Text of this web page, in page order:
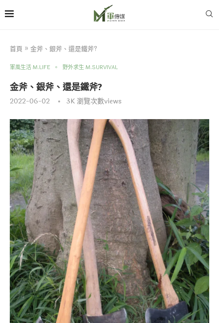
首頁 » 金斧、銀斧、還是鐵斧?
軍風生活 M.LIFE 野外求生 M.SURVIVAL
金斧、銀斧、還是鐵斧?
2022-06-02 3K瀏覽次數views